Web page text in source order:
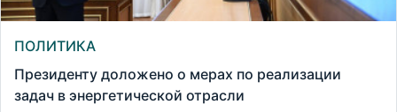
ПОЛИТИКА
Президенту доложено о мерах по реализации
задач в энергетической отрасли